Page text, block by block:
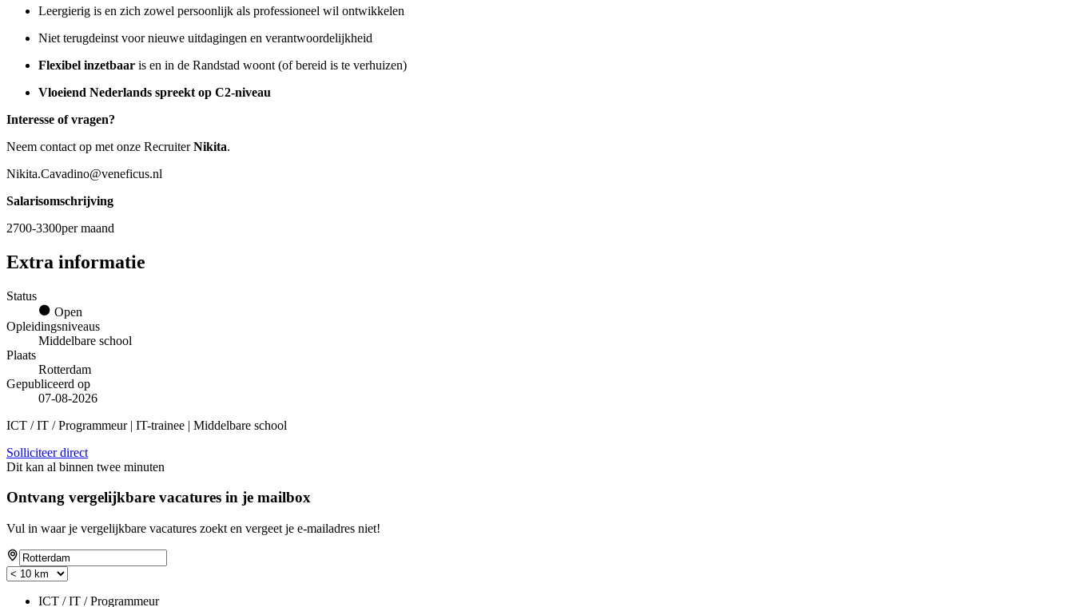
Leergierig is en zich zowel persoonlijk als professioneel wil ontwikkelen
Niet terugdeinst voor nieuwe uitdagingen en verantwoordelijkheid
Flexibel inzetbaar is en in de Randstad woont (of bereid is te verhuizen)
Vloeiend Nederlands spreekt op C2-niveau
Interesse of vragen?
Neem contact op met onze RecruiterNikita.
Nikita.Cavadino@veneficus.nl
Salarisomschrijving
2700-3300per maand
Extra informatie
Status
Open
Opleidingsniveaus
Middelbare school
Plaats
Rotterdam
Gepubliceerd op
07-08-2026
ICT / IT / Programmeur | IT-trainee | Middelbare school
Solliciteer direct
Dit kan al binnen twee minuten
Ontvang vergelijkbare vacatures in je mailbox
Vul in waar je vergelijkbare vacatures zoekt en vergeet je e-mailadres niet!
ICT / IT / Programmeur